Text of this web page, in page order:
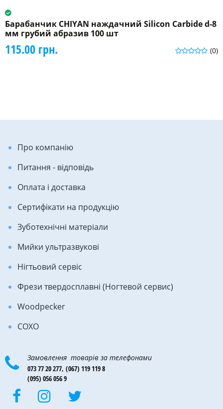
Барабанчик CHIYAN наждачний Silicon Carbide d-8
мм грубий абразив 100 шт
(0)
115.00 грн.
Про компанію
Питання - відповідь
Оплата і доставка
Сертифікати на продукцію
Зуботехнічні матеріали
Мийки ультразвукові
Нігтьовий сервіс
Фрези твердосплавні (Ногтевой сервис)
Woodpecker
COXO
Замовлення товарів за телефонами
073 77 20 277, (067) 119 119 8
(095) 056 056 9